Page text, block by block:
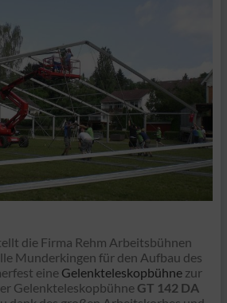
die Firma Rehm Arbeitsbühnen
Munderkingen für den Aufbau des
eine Gelenkteleskopbühne zur
Gelenkteleskopbühne GT 142 DA